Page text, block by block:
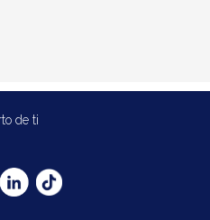
de ti